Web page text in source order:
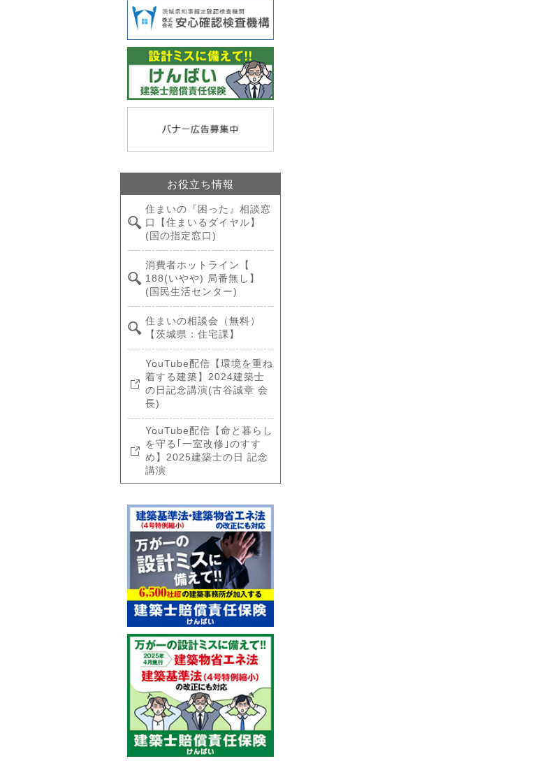
お役立ち情報
住まいの『困った』相談窓
口【住まいるダイヤル】
(国の指定窓口)
消費者ホットライン【
188(いやや) 局番無し】
(国民生活センター)
住まいの相談会（無料）
【茨城県：住宅課】
YouTube配信【環境を重ね
着する建築】2024建築士
の日記念講演(古谷誠章 会
長)
YouTube配信【命と暮らし
を守る｢一室改修｣のすす
め】2025建築士の日 記念
講演